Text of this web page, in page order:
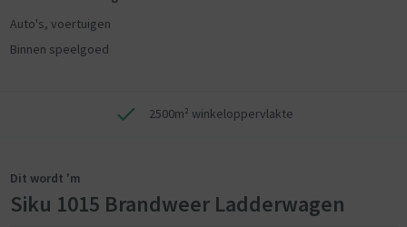
Auto's, voertuigen
Binnen speelgoed
2500m² winkeloppervlakte
Dit wordt 'm
Siku 1015 Brandweer Ladderwagen